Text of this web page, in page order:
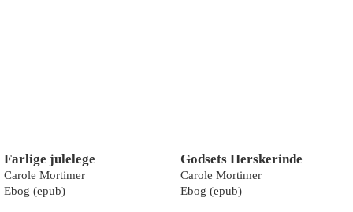
Farlige julelege
Carole Mortimer
Ebog (epub)
Godsets Herskerinde
Carole Mortimer
Ebog (epub)